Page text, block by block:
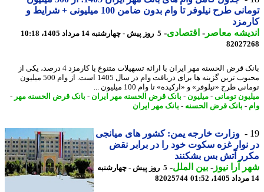
تومانی طرح نیلوفر تا وام بدون ضامن 100 میلیونی + شرایط و
معاصر-اقتصادی-5 روز پیش - چهارشنبه 14 مرداد 1405، 10:18
بانک قرض الحسنه مهر ایران با ارائه تسهیلات متنوع با کارمزد 4 درصد، یکی از
محبوب ترین گزینه ها برای دریافت وام در سال 1405 است. از وام 500 میلیون
طرح «نیلوفر» و «ارکیده» تا وام 100 میلیون ...
تومانی-میلیون-بانک قرض الحسنه مهر ایران - بانک قرض الحسنه مهر -
-بانک قرض الحسنه-بانک مهر ایران
وزارت خارجه یمن: کشور های میانجی
نوار غزه سکوت خود را در برابر نقض
آتش بس بشکنند
آرا نیوز-بین الملل- 5 روز پیش - چهارشنبه
82025744